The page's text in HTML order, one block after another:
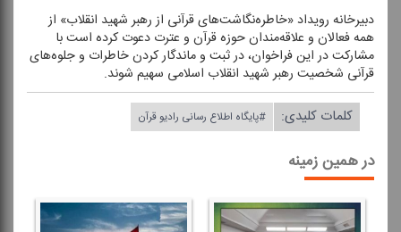
دبیرخانه رویداد «خاطره‌نگاشت‌های قرآنی از رهبر شهید انقلاب» از
همه فعالان و علاقه‌مندان حوزه قرآن و عترت دعوت كرده است با
مشاركت در این فراخوان، در ثبت و ماندگار كردن خاطرات و جلوه‌های
قرآنی شخصیت رهبر شهید انقلاب اسلامی سهیم شوند.
کلمات کلیدی:
#پایگاه اطلاع رسانی رادیو قرآن
در همین زمینه